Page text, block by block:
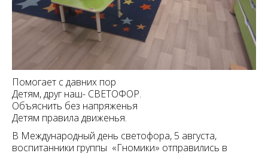
Помогает с давних пор
Детям, друг наш- СВЕТОФОР.
Объяснить без напряженья
Детям правила движенья.
В Международный день светофора, 5 августа,
воспитанники группы «Гномики» отправились в